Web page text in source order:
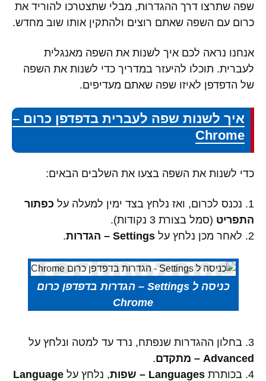
שפה שתרצו דרך ההגדרות, מבלי שתצטרכו להוריד את
כרום עם השפה שאתם רוצים ולהתקין אותו שוב מחדש.
אנחנו נראה לכם איך לשנות את השפה מאנגלית
לעברית. תוכלו להיעזר במדריך כדי לשנות את השפה
של הדפדפן לאיזו שפה שאתם מעדיפים.
איך לשנות שפה לעברית בדפדפן כרום –
Chrome
כדי לשנות את השפה בצעו את השלבים הבאים:
1. נכנס לכרום, ואז נלחץ בצד ימין למעלה על
כפתור
התפריט (סמל בצורת 3 נקודות).
2. לאחר מכן נלחץ על
Settings – הגדרות .
כניסה ל Settings – הגדרות בדפדפן כרום
Chrome
3. בחלון ההגדרות שנפתח, נרד עד למטה ונלחץ על
Advanced – מתקדם
.
4. בכותרת
Languages – שפות , נלחץ על Language